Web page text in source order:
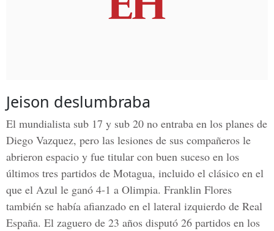
Jeison deslumbraba
El mundialista sub 17 y sub 20 no entraba en los planes de
Diego Vazquez, pero las lesiones de sus compañeros le
abrieron espacio y fue titular con buen suceso en los
últimos tres partidos de Motagua, incluido el clásico en el
que el Azul le ganó 4-1 a Olimpia. Franklin Flores
también se había afianzado en el lateral izquierdo de Real
España. El zaguero de 23 años disputó 26 partidos en los